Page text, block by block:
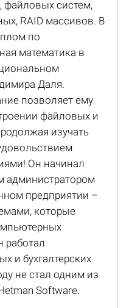
файловых систем,
RAID массивов. В
по
математика в
Даля.
позволяет ему
файловых и
изучать
Он начинал
администратором
предприятии –
которые
работал
и бухгалтерских
не стал одним из
Software.